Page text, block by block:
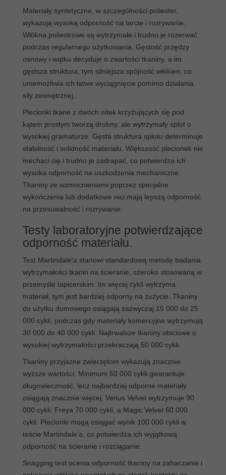
Materiały syntetyczne, w szczególności poliester,
wykazują wysoką odporność na tarcie i rozrywanie.
Włókna poliestrowe są wytrzymałe i trudno je rozerwać
podczas regularnego użytkowania. Gęstość przędzy
osnowy i wątku decyduje o zwartości tkaniny, a im
gęstsza struktura, tym silniejsza spójność włókien, co
uniemożliwia ich łatwe wyciągnięcie pomimo działania
siły zewnętrznej.
Plecionki tkane z dwóch nitek krzyżujących się pod
kątem prostym tworzą drobny, ale wytrzymały splot o
wysokiej gramaturze. Gęsta struktura splotu determinuje
stabilność i solidność materiału. Większość plecionek nie
mechaci się i trudno je zadrapać, co potwierdza ich
wysoka odporność na uszkodzenia mechaniczne.
Tkaniny ze wzmocnieniami poprzez specjalne
wykończenia lub dodatkowe nici mają lepszą odporność
na przesuwalność i rozrywanie.
Testy laboratoryjne potwierdzające
odporność materiału.
Test Martindale'a stanowi standardową metodę badania
wytrzymałości tkanin na ścieranie, szeroko stosowaną w
przemyśle tapicerskim. Im więcej cykli wytrzyma
materiał, tym jest bardziej odporny na zużycie. Tkaniny
do użytku domowego osiągają zazwyczaj 15 000 do 25
000 cykli, podczas gdy materiały komercyjne wytrzymują
30 000 do 40 000 cykli. Najtrwalsze tkaniny obiciowe o
wysokiej wytrzymałości przekraczają 50 000 cykli.
Tkaniny przyjazne zwierzętom wykazują znacznie
wyższe wartości. Minimum 50 000 cykli gwarantuje
długowieczność, lecz najbardziej odporne materiały
osiągają znacznie więcej. Venus Velvet wytrzymuje 90
000 cykli, Freya 70 000 cykli, a Magic Velvet 60 000
cykli. Plecionki mogą osiągać wynik 100 000 cykli w
teście Martindale'a, co potwierdza ich wyjątkową
odporność na ścieranie i rozciąganie.
Snagging test ocenia odporność tkaniny na zahaczanie i